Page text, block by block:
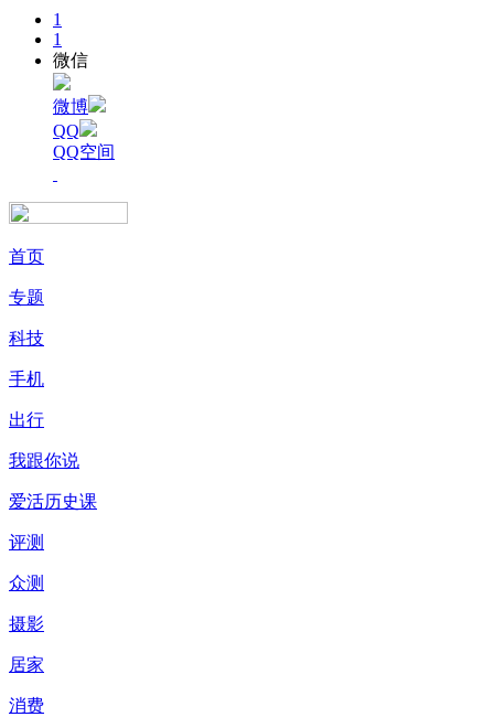
1
1
微信
微博
QQ
QQ空间
首页
专题
科技
手机
出行
我跟你说
爱活历史课
评测
众测
摄影
居家
消费